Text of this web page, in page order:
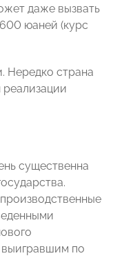
даже вызвать
юаней (курс
Нередко страна
существенна
выигравшим по